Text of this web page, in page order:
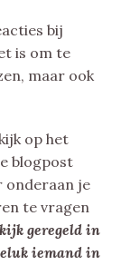
bij
is om te
maar ook
op het
blogpost
onderaan je
te vragen
kijk geregeld in
iemand in